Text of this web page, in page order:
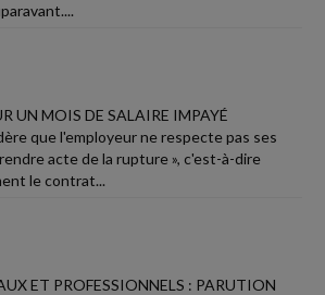
UN MOIS DE SALAIRE IMPAYÉ
que l'employeur ne respecte pas ses
acte de la rupture », c'est-à-dire
le contrat...
ET PROFESSIONNELS : PARUTION